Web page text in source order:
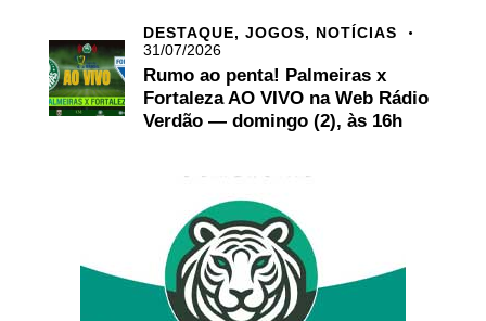
DESTAQUE, JOGOS, NOTÍCIAS
31/07/2026
Rumo ao penta! Palmeiras x
Fortaleza AO VIVO na Web Rádio
Verdão — domingo (2), às 16h